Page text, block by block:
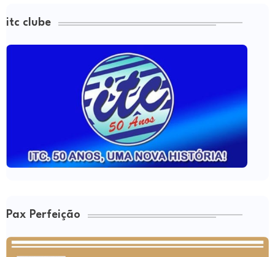
itc clube
Pax Perfeição